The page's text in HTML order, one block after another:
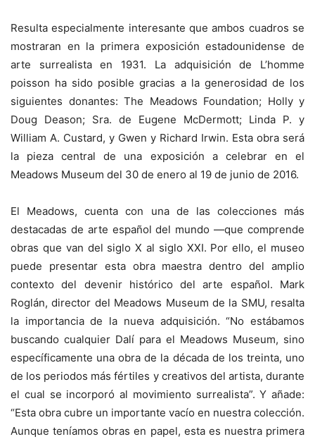
Resulta especialmente interesante que ambos cuadros se
mostraran en la primera exposición estadounidense de
arte surrealista en 1931. La adquisición de L’homme
poisson ha sido posible gracias a la generosidad de los
siguientes donantes: The Meadows Foundation; Holly y
Doug Deason; Sra. de Eugene McDermott; Linda P. y
William A. Custard, y Gwen y Richard Irwin. Esta obra será
la pieza central de una exposición a celebrar en el
Meadows Museum del 30 de enero al 19 de junio de 2016.
El Meadows, cuenta con una de las colecciones más
destacadas de arte español del mundo —que comprende
obras que van del siglo X al siglo XXI. Por ello, el museo
puede presentar esta obra maestra dentro del amplio
contexto del devenir histórico del arte español. Mark
Roglán, director del Meadows Museum de la SMU, resalta
la importancia de la nueva adquisición. “No estábamos
buscando cualquier Dalí para el Meadows Museum, sino
específicamente una obra de la década de los treinta, uno
de los periodos más fértiles y creativos del artista, durante
el cual se incorporó al movimiento surrealista”. Y añade:
“Esta obra cubre un importante vacío en nuestra colección.
Aunque teníamos obras en papel, esta es nuestra primera